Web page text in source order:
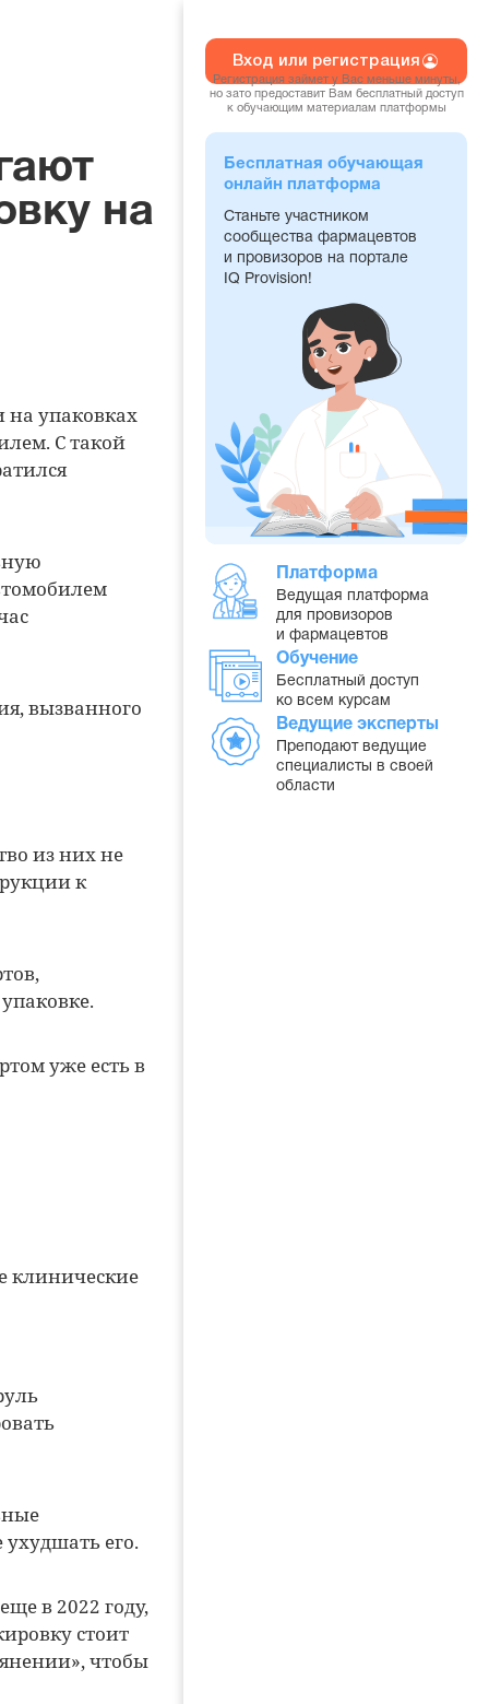
на
на упаковках
С такой
вызванного
из них не
к
уже есть в
клинические
его.
в 2022 году,
стоит
чтобы
Вход или регистрация
Регистрация займет у Вас меньше минуты,
но зато предоставит Вам бесплатный доступ
к обучающим материалам платформы
Бесплатная обучающая
онлайн платформа
Станьте участником
сообщества фармацевтов
и провизоров на портале
IQ Provision!
Платформа
Ведущая платформа
для провизоров
и фармацевтов
Обучение
Бесплатный доступ
ко всем курсам
Ведущие эксперты
Преподают ведущие
специалисты в своей
области